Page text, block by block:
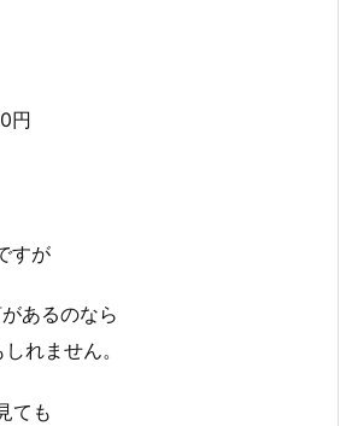
円
すが
あるのなら
れません。
ても